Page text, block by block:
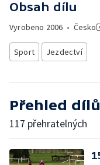
Obsah dílu
Vyrobeno 2006 • Česko
Sport Jezdectví
Přehled dílů
117 přehratelných